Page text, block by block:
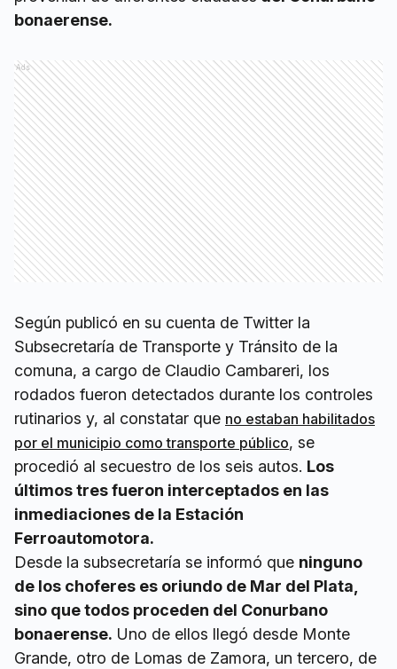
bonaerense.
Ads
Según publicó en su cuenta de Twitter la
Subsecretaría de Transporte y Tránsito de la
comuna, a cargo de Claudio Cambareri, los
rodados fueron detectados durante los controles
rutinarios y, al constatar que no estaban habilitados
por el municipio como transporte público, se
procedió al secuestro de los seis autos. Los
últimos tres fueron interceptados en las
inmediaciones de la Estación
Ferroautomotora.
Desde la subsecretaría se informó que ninguno
de los choferes es oriundo de Mar del Plata,
sino que todos proceden del Conurbano
bonaerense. Uno de ellos llegó desde Monte
Grande, otro de Lomas de Zamora, un tercero, de